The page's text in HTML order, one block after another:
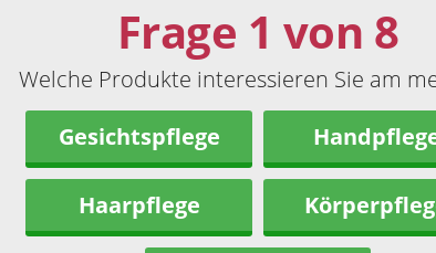
Frage 1 von 8
Welche Produkte interessieren Sie am
Gesichtspflege
Haarpflege